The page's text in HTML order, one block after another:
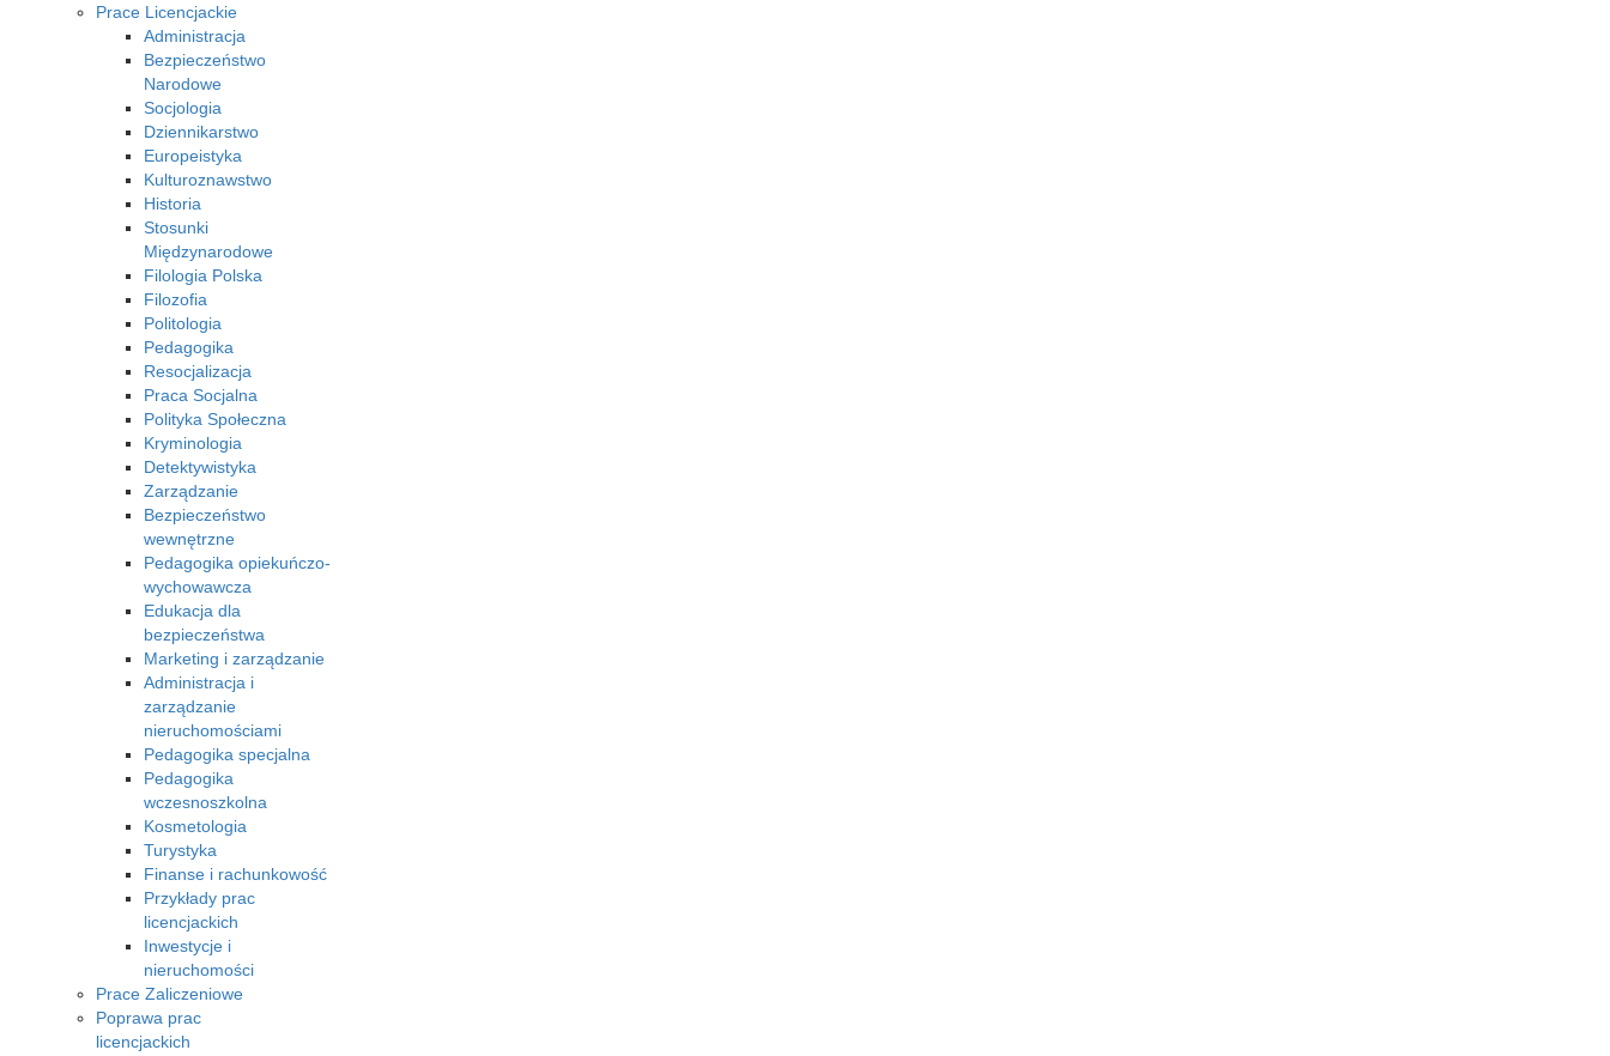
Prace Licencjackie
Administracja
Bezpieczeństwo
Narodowe
Socjologia
Dziennikarstwo
Europeistyka
Kulturoznawstwo
Historia
Stosunki
Międzynarodowe
Filologia Polska
Filozofia
Politologia
Pedagogika
Resocjalizacja
Praca Socjalna
Polityka Społeczna
Kryminologia
Detektywistyka
Zarządzanie
Bezpieczeństwo
wewnętrzne
Pedagogika opiekuńczo-
wychowawcza
Edukacja dla
bezpieczeństwa
Marketing i zarządzanie
Administracja i
zarządzanie
nieruchomościami
Pedagogika specjalna
Pedagogika
wczesnoszkolna
Kosmetologia
Turystyka
Finanse i rachunkowość
Przykłady prac
licencjackich
Inwestycje i
nieruchomości
Prace Zaliczeniowe
Poprawa prac
licencjackich